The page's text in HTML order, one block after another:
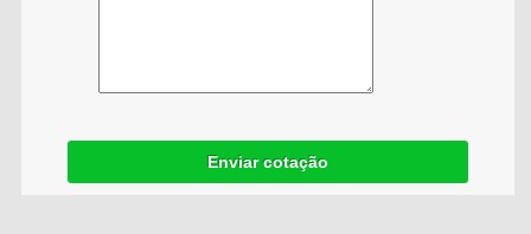
Enviar cotação